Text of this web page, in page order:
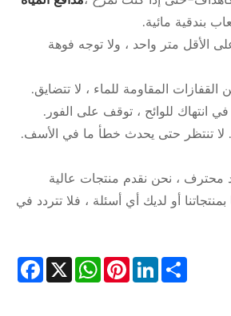
بندقية مائية.
الأقل متر واحد ، ولا توجه فوهة
القفازات المقاومة للماء ، لا تتضايق.
انتهاك للوائح ، توقف على الفور.
تنتظر حتى يحدث خطأ ما في الأسف.
، نحن نقدم منتجات عالية
أو لديك أي أسئلة ، فلا تتردد في
X
WhatsAppPinterestLinkedInShare